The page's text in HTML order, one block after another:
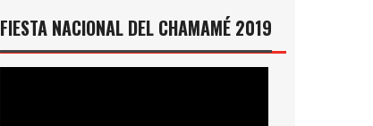
FIESTA NACIONAL DEL CHAMAMÉ 2019